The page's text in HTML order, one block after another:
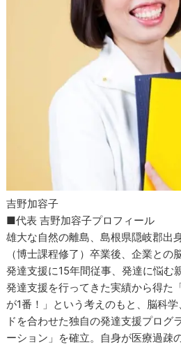
吉野加容子
■代表 吉野加容子プロフィール
雄大な自然の離島、島根県隠岐郡出
（博士課程修了）卒業後、企業と
発達支援に15年間従事、発達に悩む
発達支援を行ってきた実績から得た
が1番！」という考えのもと、脳科
ドを合わせた独自の発達支援プログ
ーション」を確立。自身が医療過疎